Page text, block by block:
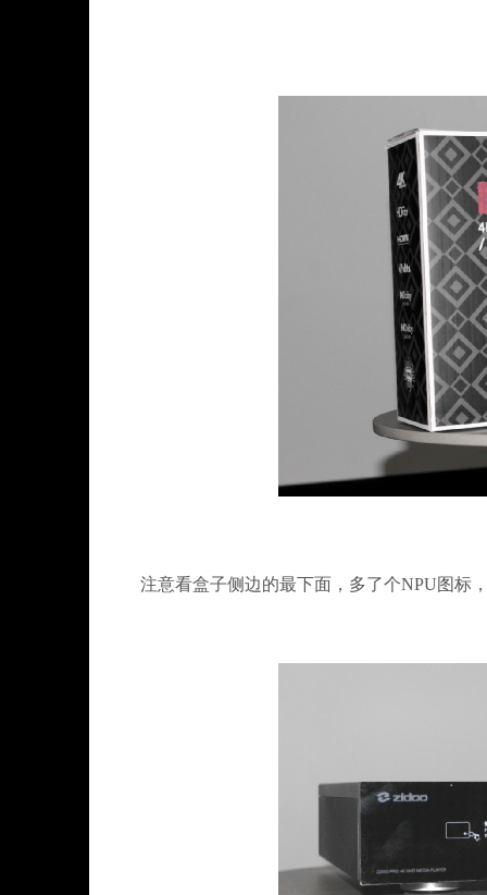
注意看盒子侧边的最下面，多了个NPU图标